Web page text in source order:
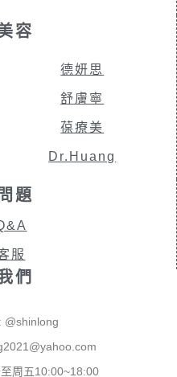
容
德妍思
舒膚寧
葆療美
Dr.Huang
題
服
們
@shinlong
周五10:00~18:00